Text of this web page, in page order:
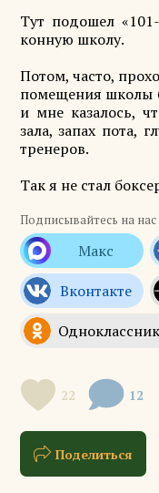
Тут подошел
конную школу.
Потом, часто,
помещения школы
и мне казалось,
зала, запах пота,
тренеров.
Так я не стал
Подписывайтесь на нас
22 12
Поделиться